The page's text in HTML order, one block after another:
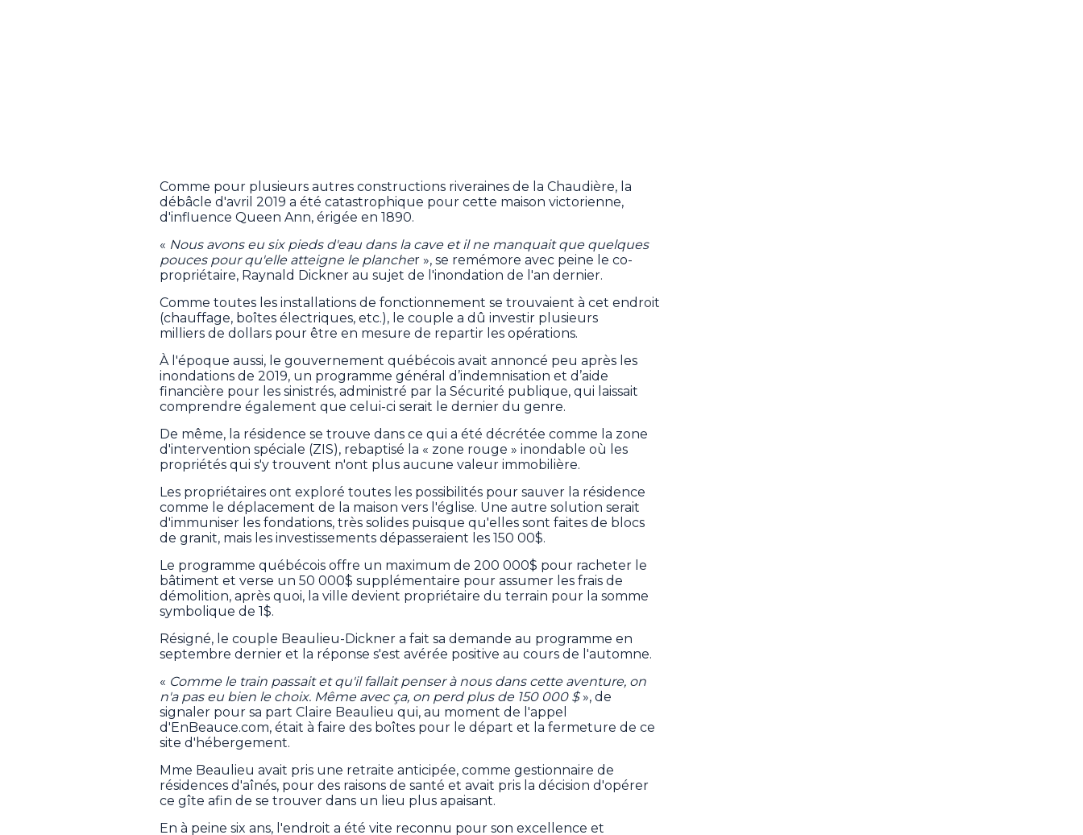
Comme pour plusieurs autres constructions riveraines de la Chaudière, la
débâcle d'avril 2019 a été catastrophique pour cette maison victorienne,
d'influence Queen Ann, érigée en 1890.
« Nous avons eu six pieds d'eau dans la cave et il ne manquait que quelques
pouces pour qu'elle atteigne le plancher », se remémore avec peine le co-
propriétaire, Raynald Dickner au sujet de l'inondation de l'an dernier.
Comme toutes les installations de fonctionnement se trouvaient à cet endroit
(chauffage, boîtes électriques, etc.), le couple a dû investir plusieurs
milliers de dollars pour être en mesure de repartir les opérations.
À l'époque aussi, le gouvernement québécois avait annoncé peu après les
inondations de 2019, un programme général d’indemnisation et d’aide
financière pour les sinistrés, administré par la Sécurité publique, qui laissait
comprendre également que celui-ci serait le dernier du genre.
De même, la résidence se trouve dans ce qui a été décrétée comme la zone
d'intervention spéciale (ZIS), rebaptisé la « zone rouge » inondable où les
propriétés qui s'y trouvent n'ont plus aucune valeur immobilière.
Les propriétaires ont exploré toutes les possibilités pour sauver la résidence
comme le déplacement de la maison vers l'église. Une autre solution serait
d'immuniser les fondations, très solides puisque qu'elles sont faites de blocs
de granit, mais les investissements dépasseraient les 150 00$.
Le programme québécois offre un maximum de 200 000$ pour racheter le
bâtiment et verse un 50 000$ supplémentaire pour assumer les frais de
démolition, après quoi, la ville devient propriétaire du terrain pour la somme
symbolique de 1$.
Résigné, le couple Beaulieu-Dickner a fait sa demande au programme en
septembre dernier et la réponse s'est avérée positive au cours de l'automne.
« Comme le train passait et qu'il fallait penser à nous dans cette aventure, on
n'a pas eu bien le choix. Même avec ça, on perd plus de 150 000 $», de
signaler pour sa part Claire Beaulieu qui, au moment de l'appel
d'EnBeauce.com, était à faire des boîtes pour le départ et la fermeture de ce
site d'hébergement.
Mme Beaulieu avait pris une retraite anticipée, comme gestionnaire de
résidences d'aînés, pour des raisons de santé et avait pris la décision d'opérer
ce gîte afin de se trouver dans un lieu plus apaisant.
En à peine six ans, l'endroit a été vite reconnu pour son excellence et